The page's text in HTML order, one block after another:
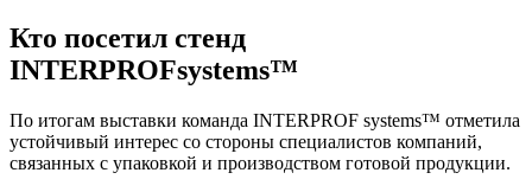
Кто посетил стенд
INTERPROFsystems™
По итогам выставки команда INTERPROF systems™ отметила
устойчивый интерес со стороны специалистов компаний,
связанных с упаковкой и производством готовой продукции.